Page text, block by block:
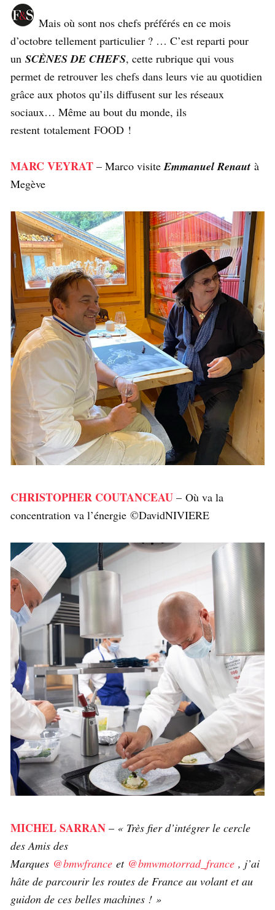
Mais où sont nos chefs préférés en ce mois
d’octobre tellement particulier ? … C’est reparti pour
un SCÈNES DE CHEFS, cette rubrique qui vous
permet de retrouver les chefs dans leurs vie au quotidien
grâce aux photos qu’ils diffusent sur les réseaux
sociaux… Même au bout du monde, ils
restent totalement FOOD !
MARC VEYRAT – Marco visiteEmmanuel Renaut à
Megève
CHRISTOPHER COUTANCEAU – Où va la
concentration va l’énergie ©DavidNIVIERE
MICHEL SARRAN – « Très fier d’intégrer le cercle
des Amis des
Marques @bmwfrance et @bmwmotorrad_france , j’ai
hâte de parcourir les routes de France au volant et au
guidon de ces belles machines ! »